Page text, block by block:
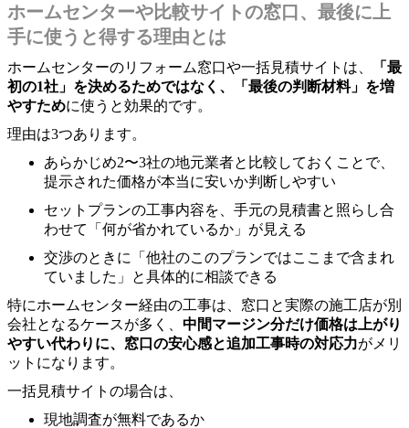
ホームセンターや比較サイトの窓口、最後に上
手に使うと得する理由とは
ホームセンターのリフォーム窓口や一括見積サイトは、
「最
初の1社」を決めるためではなく、「最後の判断材料」を増
やすために使うと効果的です。
理由は3つあります。
あらかじめ2〜3社の地元業者と比較しておくことで、
提示された価格が本当に安いか判断しやすい
セットプランの工事内容を、手元の見積書と照らし合
わせて「何が省かれているか」が見える
交渉のときに「他社のこのプランではここまで含まれ
ていました」と具体的に相談できる
特にホームセンター経由の工事は、窓口と実際の施工店が別
会社となるケースが多く、 中間マージン分だけ価格は上がり
やすい代わりに、窓口の安心感と追加工事時の対応力がメリ
ットになります。
一括見積サイトの場合は、
現地調査が無料であるか